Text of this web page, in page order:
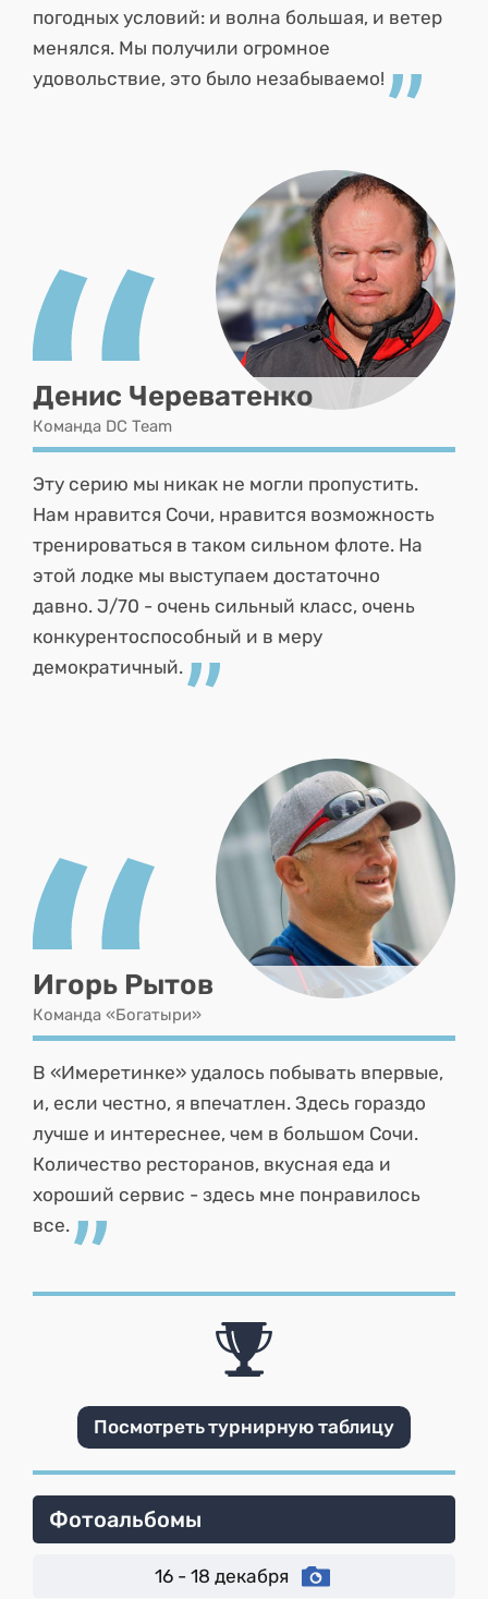
погодных условий: и волна большая, и ветер
менялся. Мы получили огромное
удовольствие, это было незабываемо!
Денис Череватенко
Команда DC Team
Эту серию мы никак не могли пропустить.
Нам нравится Сочи, нравится возможность
тренироваться в таком сильном флоте. На
этой лодке мы выступаем достаточно
давно. J/70 - очень сильный класс, очень
конкурентоспособный и в меру
демократичный.
Игорь Рытов
Команда «Богатыри»
В «Имеретинке» удалось побывать впервые,
и, если честно, я впечатлен. Здесь гораздо
лучше и интереснее, чем в большом Сочи.
Количество ресторанов, вкусная еда и
хороший сервис - здесь мне понравилось
все.
Посмотреть турнирную таблицу
Фотоальбомы
16 - 18 декабря